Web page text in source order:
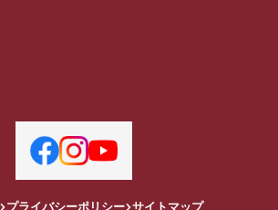
プライバシーポリシー サイトマップ